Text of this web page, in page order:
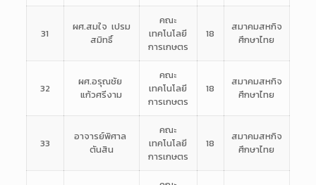
31
ผศ.สมใจ เปรม
สมิทธิ์
คณะ
เทคโนโลยี
การเกษตร
18
สมาคมสหกิจ
ศึกษาไทย
32
ผศ.อรุณชัย
แก้วศรีงาม
คณะ
เทคโนโลยี
การเกษตร
18
สมาคมสหกิจ
ศึกษาไทย
33
อาจารย์พิศาล
ตันสิน
คณะ
เทคโนโลยี
การเกษตร
18
สมาคมสหกิจ
ศึกษาไทย